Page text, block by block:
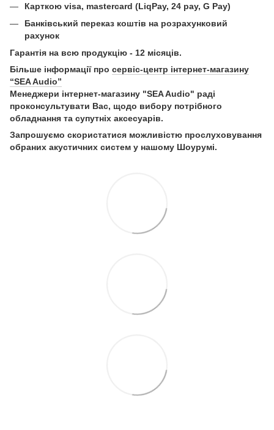
Карткою visa, mastercard (LiqPay, 24 pay, G Pay)
Банківський переказ коштів на розрахунковий
рахунок
Гарантія на всю продукцію - 12 місяців.
Більше інформації про сервіс-центр інтернет-магазину
“SEA Audio”
Менеджери інтернет-магазину "SEA Audio" раді
проконсультувати Вас, щодо вибору потрібного
обладнання та супутніх аксесуарів.
Запрошуємо скористатися можливістю прослуховування
обраних акустичних систем у нашому Шоурумі.